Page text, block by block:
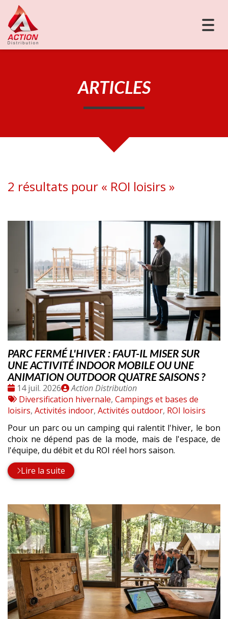
ARTICLES
2 résultats pour « ROI loisirs »
PARC FERMÉ L'HIVER : FAUT-IL MISER SUR
UNE ACTIVITÉ INDOOR MOBILE OU UNE
ANIMATION OUTDOOR QUATRE SAISONS ?
Date
:
14 juil. 2026
Publié
par
Action Distribution
Tags
:
Diversification hivernale, Campings et bases de
loisirs, Activités indoor, Activités outdoor, ROI loisirs
Pour un parc ou un camping qui ralentit l'hiver, le bon
choix ne dépend pas de la mode, mais de l'espace, de
l'équipe, du débit et du ROI réel hors saison.
Lire la suite